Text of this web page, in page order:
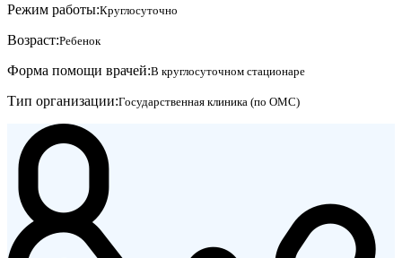
Режим работы:Круглосуточно
Возраст:Ребенок
Форма помощи врачей:В круглосуточном стационаре
Тип организации:Государственная клиника (по ОМС)